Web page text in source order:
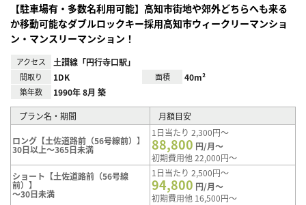
【駐車場有・多数名利用可能】高知市街地や郊外どちらへも来る
か移動可能なダブルロックキー採用高知市ウィークリーマンショ
ン・マンスリーマンション！
アクセス 土讃線「円行寺口駅」
間取り 1DK 面積 40m²
築年数 1990年 8月 築
プラン名・期間 月額目安
ロング【土佐道路前（56号線前）】
30日以上～365日未満
1日当たり 2,300円～
88,800 円/月～
初期費用他 22,000円～
ショート【土佐道路前（56号線
前）】
～30日未満
1日当たり 2,500円～
94,800 円/月～
初期費用他 16,500円～